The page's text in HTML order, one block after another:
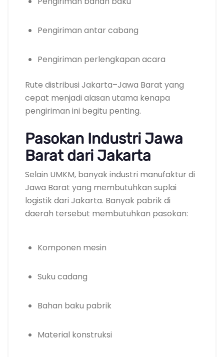
Pengiriman antar cabang
Pengiriman perlengkapan acara
Rute distribusi Jakarta–Jawa Barat yang
cepat menjadi alasan utama kenapa
pengiriman ini begitu penting.
Pasokan Industri Jawa
Barat dari Jakarta
Selain UMKM, banyak industri manufaktur di
Jawa Barat yang membutuhkan suplai
logistik dari Jakarta. Banyak pabrik di
daerah tersebut membutuhkan pasokan:
Komponen mesin
Suku cadang
Bahan baku pabrik
Material konstruksi